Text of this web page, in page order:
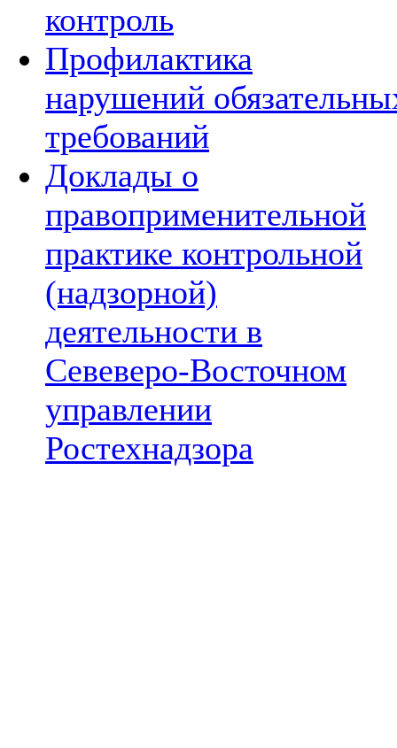
контроль
Профилактика
нарушений
требований
Доклады о
правоприменительной
практике контрольной
(надзорной)
деятельности в
Севеверо-Восточном
управлении
Ростехнадзора